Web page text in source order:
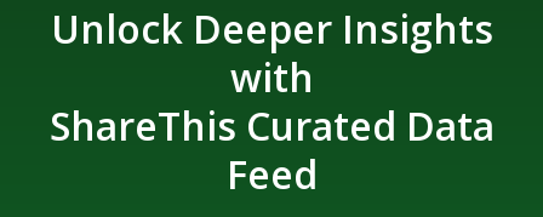
Unlock Deeper Insights
with
ShareThis Curated Data
Feed